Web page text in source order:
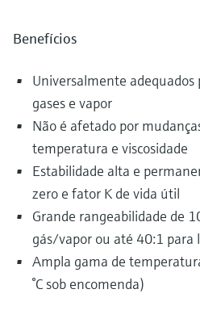
Benefícios
Universalmente adequados
gases e vapor
Não é afetado por
temperatura e viscosidade
Estabilidade alta e
zero e fator K de vida útil
Grande rangeabilidade de
gás/vapor ou até 40:1 para
Ampla gama de
°C sob encomenda)